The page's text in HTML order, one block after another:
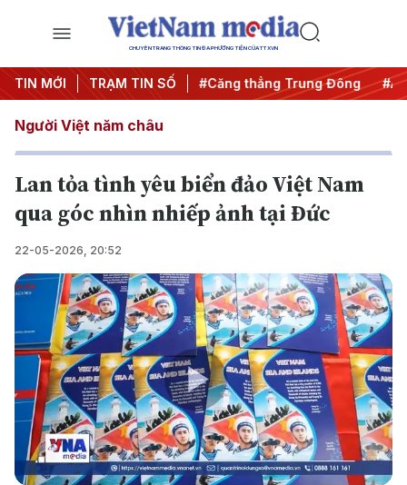
CHUYÊN TRANG THÔNG TIN ĐA PHƯƠNG TIỆN CỦA TTXVN
TIN MỚI TRẠM TIN SỐ
#Chống khai thác IUU #Căng thẳng Trung Đông #An
Người Việt năm châu
Lan tỏa tình yêu biển đảo Việt Nam
qua góc nhìn nhiếp ảnh tại Đức
22-05-2026, 20:52
Play
Video